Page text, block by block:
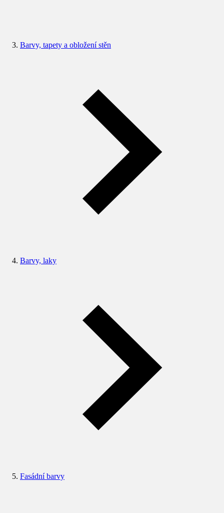
Barvy, tapety a obložení stěn
Barvy, laky
Fasádní barvy